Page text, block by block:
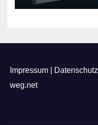
Impressum Datenschutz
weg.net